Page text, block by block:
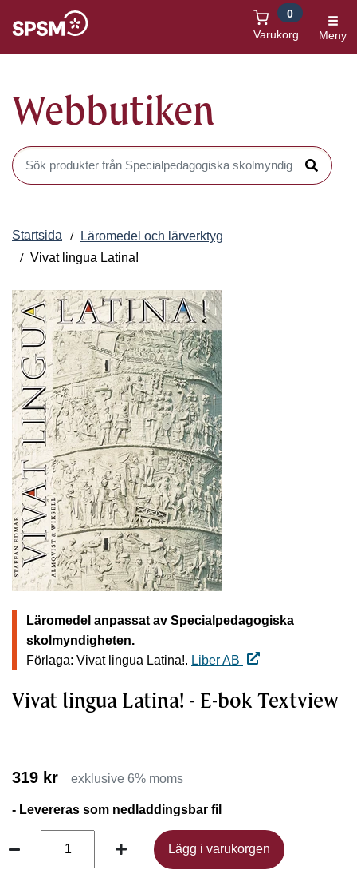
Varukorg
0
Meny
Webbutiken
Sök produkter i Webbutiken
Sök
Startsida
Läromedel och lärverktyg
Vivat lingua Latina!
Läromedel anpassat av Specialpedagogiska
skolmyndigheten.
Förlaga: Vivat lingua Latina!. Liber AB
Vivat lingua Latina! - E-bok Textview
319 kr exklusive 6% moms
- Levereras som nedladdingsbar fil
Lägg i varukorgen
Lägg i varukorgen